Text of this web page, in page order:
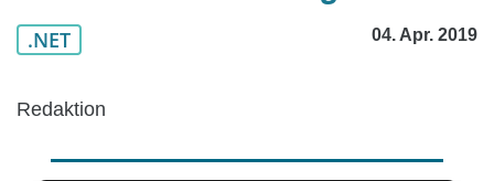
.NET 04. Apr. 2019
Redaktion